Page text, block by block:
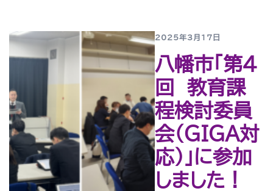
2025年3月17日
八幡市「第４
回 教育課
程検討委員
会（ＧＩＧＡ対
応）」に参加
しました！